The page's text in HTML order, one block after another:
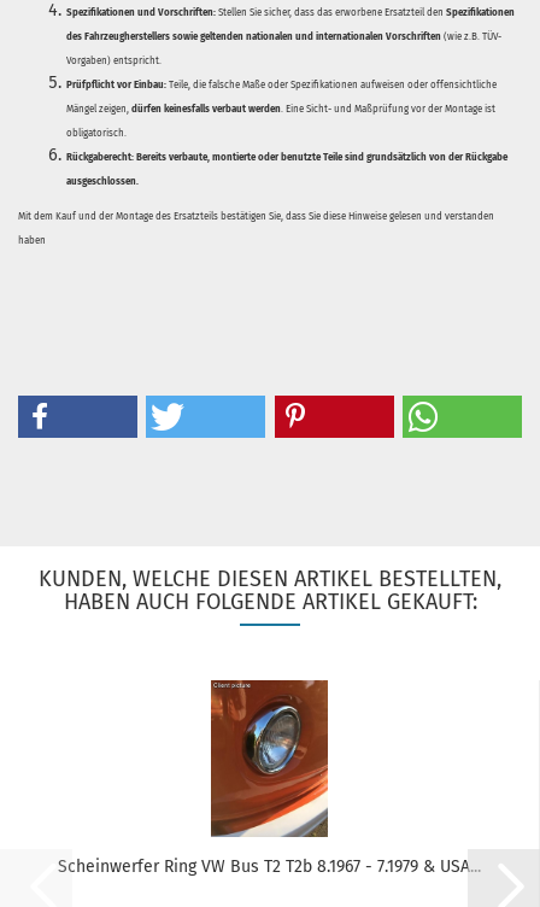
Spezifikationen und Vorschriften: Stellen Sie sicher, dass das erworbene Ersatzteil den Spezifikationen
des Fahrzeugherstellers sowie geltenden nationalen und internationalen Vorschriften (wie z.B. TÜV-
Vorgaben) entspricht.
Prüfpflicht vor Einbau: Teile, die falsche Maße oder Spezifikationen aufweisen oder offensichtliche
Mängel zeigen, dürfen keinesfalls verbaut werden. Eine Sicht- und Maßprüfung vor der Montage ist
obligatorisch.
Rückgaberecht: Bereits verbaute, montierte oder benutzte Teile sind grundsätzlich von der Rückgabe
ausgeschlossen.
Mit dem Kauf und der Montage des Ersatzteils bestätigen Sie, dass Sie diese Hinweise gelesen und verstanden
haben
KUNDEN, WELCHE DIESEN ARTIKEL BESTELLTEN,
HABEN AUCH FOLGENDE ARTIKEL GEKAUFT:
Scheinwerfer Ring VW Bus T2 T2b 8.1967 - 7.1979 & USA...